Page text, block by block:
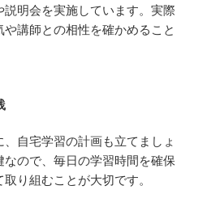
明会を実施しています。実際
講師との相性を確かめること
自宅学習の計画も立てましょ
ので、毎日の学習時間を確保
り組むことが大切です。